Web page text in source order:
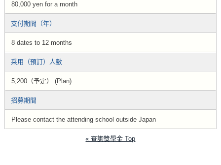
80,000 yen for a month
支付期間（年）
8 dates to 12 months
采用（預訂）人數
5,200（予定） (Plan)
招募期間
Please contact the attending school outside Japan
« 查詢獎學金 Top